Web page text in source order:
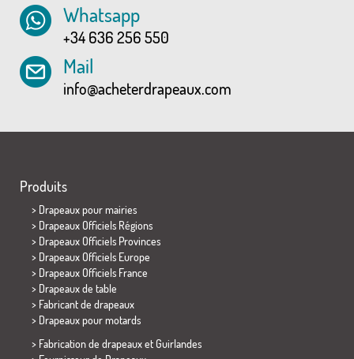
Whatsapp
+34 636 256 550
Mail
info@acheterdrapeaux.com
Produits
> Drapeaux pour mairies
> Drapeaux Officiels Régions
> Drapeaux Officiels Provinces
> Drapeaux Officiels Europe
> Drapeaux Officiels France
> Drapeaux de table
> Fabricant de drapeaux
> Drapeaux pour motards
> Fabrication de drapeaux et Guirlandes